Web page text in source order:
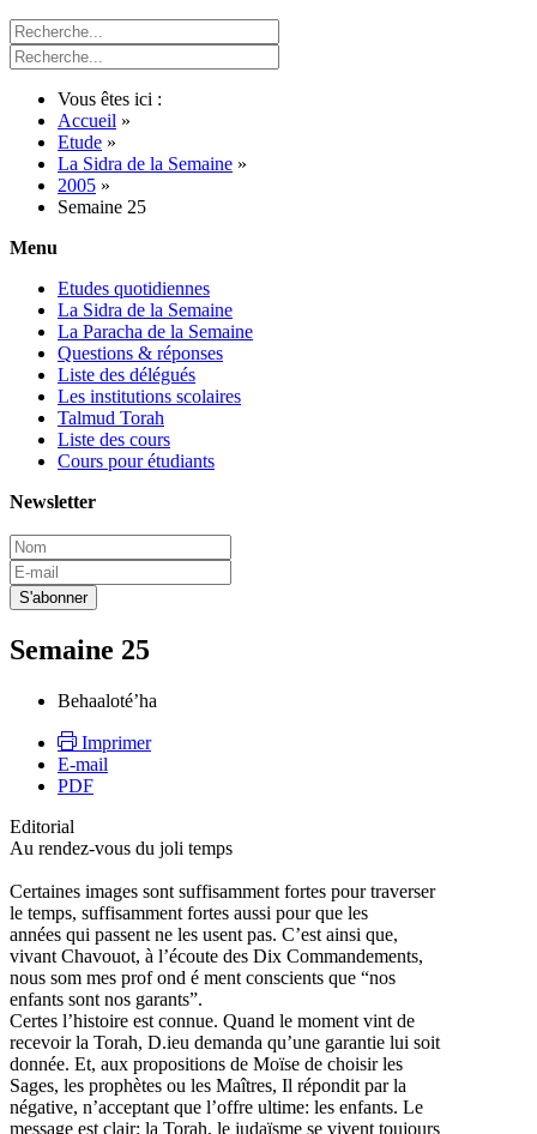
Vous êtes ici :
Accueil »
Etude »
La Sidra de la Semaine »
2005 »
Semaine 25
Menu
Etudes quotidiennes
La Sidra de la Semaine
La Paracha de la Semaine
Questions & réponses
Liste des délégués
Les institutions scolaires
Talmud Torah
Liste des cours
Cours pour étudiants
Newsletter
Semaine 25
Behaaloté’ha
Imprimer
E-mail
PDF
Editorial
Au rendez-vous du joli temps
Certaines images sont suffisamment fortes pour traverser
le temps, suffisamment fortes aussi pour que les
années qui passent ne les usent pas. C’est ainsi que,
vivant Chavouot, à l’écoute des Dix Commandements,
nous som mes prof ond é ment conscients que “nos
enfants sont nos garants”.
Certes l’histoire est connue. Quand le moment vint de
recevoir la Torah, D.ieu demanda qu’une garantie lui soit
donnée. Et, aux propositions de Moïse de choisir les
Sages, les prophètes ou les Maîtres, Il répondit par la
négative, n’acceptant que l’offre ultime: les enfants. Le
message est clair: la Torah, le judaïsme se vivent toujours